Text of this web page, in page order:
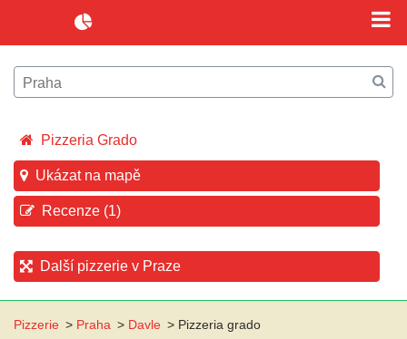
Pizzeria Grado
Ukázat na mapě
Recenze (1)
Další pizzerie v Praze
Pizzerie > Praha > Davle > Pizzeria grado